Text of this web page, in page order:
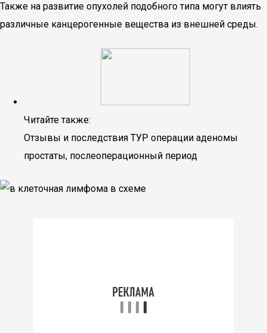
Также на развитие опухолей подобного типа могут влиять
различные канцерогенные вещества из внешней среды.
Читайте также:
Отзывы и последствия ТУР операции аденомы
простаты, послеоперационный период